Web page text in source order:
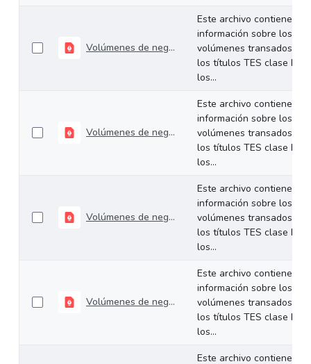
Volúmenes de negociación del 30 de diciembre al 03 de enero de 2025
Este archivo contiene
información sobre los
volúmenes transados de
los títulos TES clase B en
los...
Volúmenes de negociación del 23 al 27 de diciembre de 2024
Este archivo contiene
información sobre los
volúmenes transados de
los títulos TES clase B en
los...
Volúmenes de negociación del 16 al 20 de diciembre de 2024
Este archivo contiene
información sobre los
volúmenes transados de
los títulos TES clase B en
los...
Volúmenes de negociación del 09 al 13 de diciembre de 2024
Este archivo contiene
información sobre los
volúmenes transados de
los títulos TES clase B en
los...
Este archivo contiene